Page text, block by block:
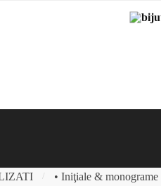
/ • Iniţiale & monograme